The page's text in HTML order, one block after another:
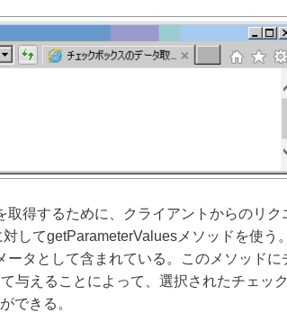
得するために、クライアントからのリク
してgetParameterValuesメソッドを使う
タとして含まれている。このメソッドに
与えることによって、選択されたチェッ
できる。